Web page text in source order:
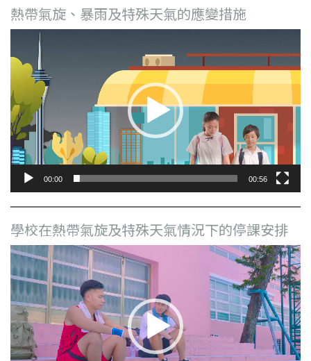
熱帶氣旋、暴雨及特殊天氣的應變措施
訊
放
器
00:00 00:56
學校在熱帶氣旋及特殊天氣情況下的停課安排
視
訊
播
放
器